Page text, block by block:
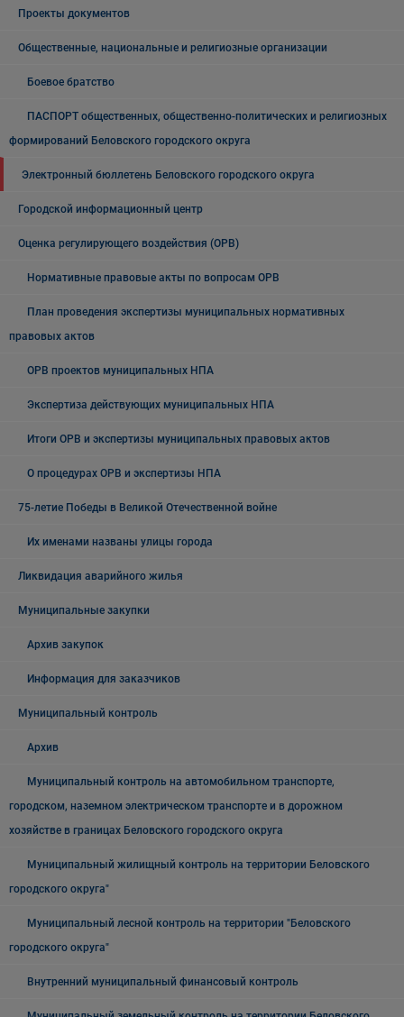
Проекты документов
Общественные, национальные и религиозные организации
Боевое братство
ПАСПОРТ общественных, общественно-политических и религиозных
формирований Беловского городского округа
Электронный бюллетень Беловского городского округа
Городской информационный центр
Оценка регулирующего воздействия (ОРВ)
Нормативные правовые акты по вопросам ОРВ
План проведения экспертизы муниципальных нормативных
правовых актов
ОРВ проектов муниципальных НПА
Экспертиза действующих муниципальных НПА
Итоги ОРВ и экспертизы муниципальных правовых актов
О процедурах ОРВ и экспертизы НПА
75-летие Победы в Великой Отечественной войне
Их именами названы улицы города
Ликвидация аварийного жилья
Муниципальные закупки
Архив закупок
Информация для заказчиков
Муниципальный контроль
Архив
Муниципальный контроль на автомобильном транспорте,
городском, наземном электрическом транспорте и в дорожном
хозяйстве в границах Беловского городского округа
Муниципальный жилищный контроль на территории Беловского
городского округа"
Муниципальный лесной контроль на территории "Беловского
городского округа"
Внутренний муниципальный финансовый контроль